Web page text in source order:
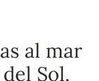
al mar
Sol,